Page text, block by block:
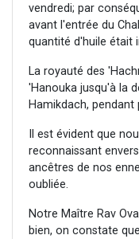
vendredi; par
avant l'entrée du
quantité d'huile était
La royauté des
'Hanouka jusqu'à la
Hamikdach, pendant
Il est évident que
reconnaissant
ancêtres de nos
oubliée.
Notre Maître Rav
bien, on constate